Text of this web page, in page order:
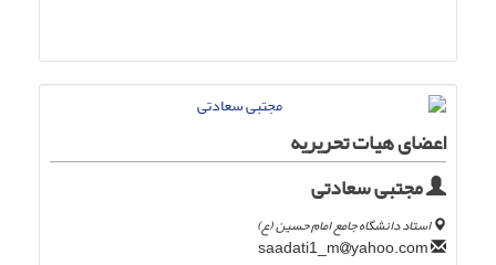
اعضای هیات تحریریه
مجتبی سعادتی
استاد دانشگاه جامع امام حسین (ع)
yahoo.com